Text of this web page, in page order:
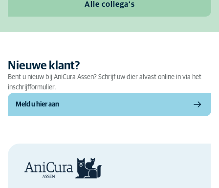
Alle collega's
Nieuwe klant?
Bent u nieuw bij AniCura Assen? Schrijf uw dier alvast online in via het
inschrijfformulier.
Meld u hier aan